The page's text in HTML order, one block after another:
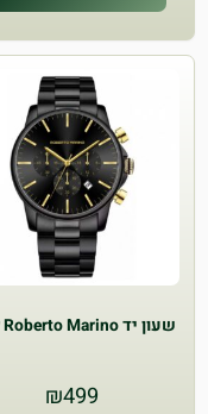
שעון יד Roberto Marino לגבר
₪499